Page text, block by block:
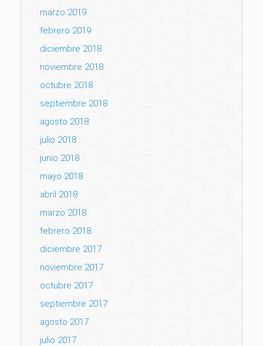
marzo 2019
febrero 2019
diciembre 2018
noviembre 2018
octubre 2018
septiembre 2018
agosto 2018
julio 2018
junio 2018
mayo 2018
abril 2018
marzo 2018
febrero 2018
diciembre 2017
noviembre 2017
octubre 2017
septiembre 2017
agosto 2017
julio 2017